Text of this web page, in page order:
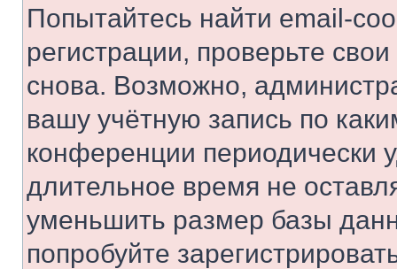
Попытайтесь найти email-
регистрации, проверьте
снова. Возможно,
вашу учётную запись по
конференции периодически
длительное время не
уменьшить размер базы
попробуйте